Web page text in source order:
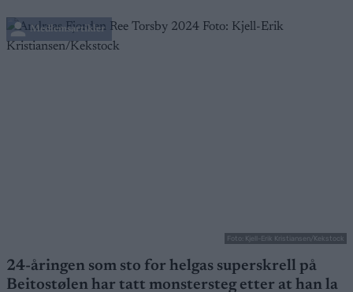
Medlemsartikler
Foto: Kjell-Erik Kristiansen/Kekstock
24-åringen som sto for helgas superskrell på
Beitostølen har tatt monstersteg etter at han la